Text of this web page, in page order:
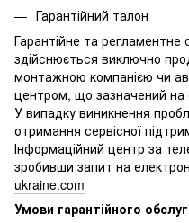
Гарантійний талон
Гарантійне та регламентне
здійснюється виключно
монтажною компанією чи
центром, що зазначений на
У випадку виникнення
отримання сервісної
Інформаційний центр за
зробивши запит на
ukraine.com
Умови гарантійного